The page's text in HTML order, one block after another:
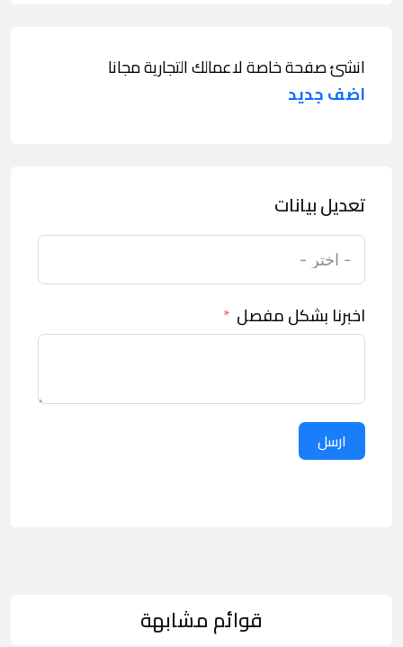
انشئ صفحة خاصة لاعمالك التجارية مجانا
اضف جديد
تعديل بيانات
اخبرنا بشكل مفصل
ارسل
قوائم مشابهة